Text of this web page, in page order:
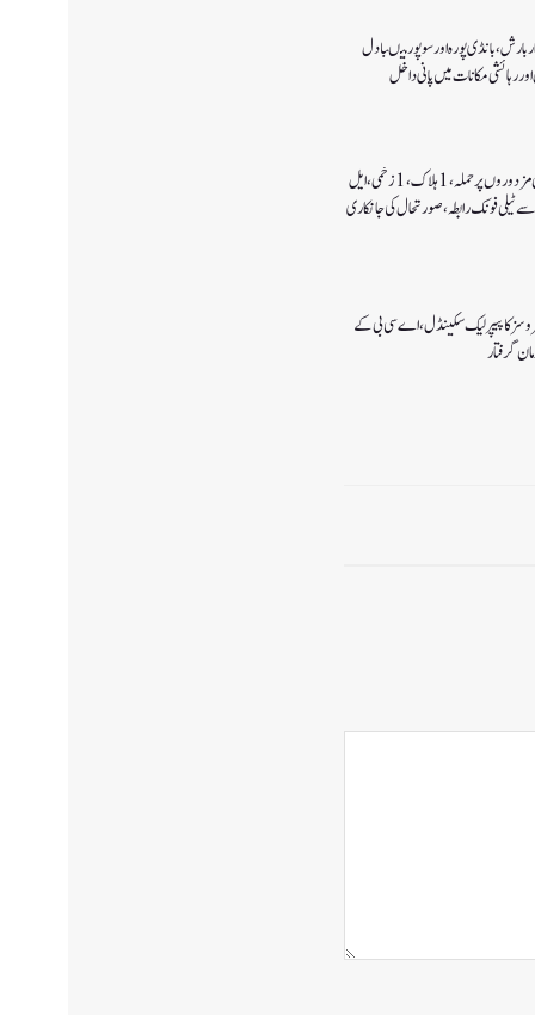
پورہ اور سوپور میںبادل
رہائشی مکانات میں پانی داخل
کولگام میں غیر مقامی مزدوروں پر حملہ،1ہلاک،1زخمی،ایل
ٹیلی فونک رابطہ، صورتحال کی جانکاری
کا پیپر لیک سکینڈل،اے سی بی کے